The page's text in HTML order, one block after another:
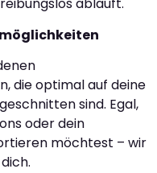
abläuft.
die optimal auf deine
sind. Egal,
oder dein
möchtest – wir